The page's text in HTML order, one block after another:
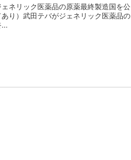
ェネリック医薬品の原薬最終製造国を公
り）武田テバがジェネリック医薬品の